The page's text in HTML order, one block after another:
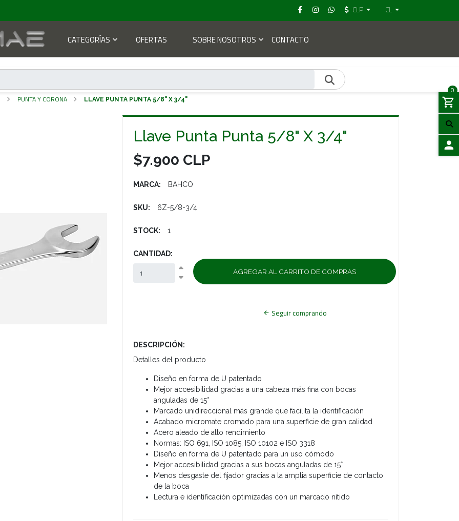
CLP CL
CATEGORÍAS OFERTAS SOBRE NOSOTROS CONTACTO
0
PUNTA Y CORONA LLAVE PUNTA PUNTA 5/8" X 3/4"
Llave Punta Punta 5/8" X 3/4"
$7.900 CLP
MARCA: BAHCO
SKU: 6Z-5/8-3/4
STOCK: 1
CANTIDAD:
Seguir comprando
DESCRIPCIÓN:
Detalles del producto
Diseño en forma de U patentado
Mejor accesibilidad gracias a una cabeza más fina con bocas
anguladas de 15°
Marcado unidireccional más grande que facilita la identificación
Acabado micromate cromado para una superficie de gran calidad
Acero aleado de alto rendimiento
Normas: ISO 691, ISO 1085, ISO 10102 e ISO 3318
Diseño en forma de U patentado para un uso cómodo
Mejor accesibilidad gracias a sus bocas anguladas de 15°
Menos desgaste del fijador gracias a la amplia superficie de contacto
de la boca
Lectura e identificación optimizadas con un marcado nítido